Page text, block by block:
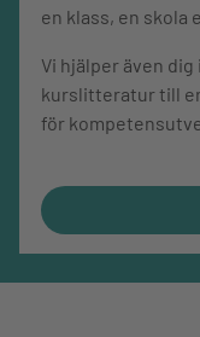
en klass, en skola
Vi hjälper även
kurslitteratur till
för